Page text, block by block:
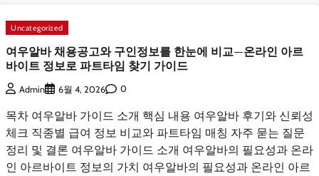
Uncategorized
여우알바 채용공고와 구인정보를 한눈에 비교—온라인 아르
바이트 정보로 파트타임 찾기 가이드
Admin 6월 4, 2026 0
목차 여우알바 가이드 소개 핵심 내용 여우알바 후기와 신뢰성
체크 직종별 급여 정보 비교와 파트타임 매칭 자주 묻는 질문
정리 및 결론 여우알바 가이드 소개 여우알바의 필요성과 온라
인 아르바이트 정보의 가치 여우알바의 필요성과 온라인 아르